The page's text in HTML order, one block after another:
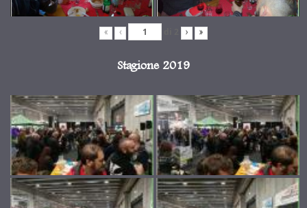
« ‹ › »
Stagione 2019